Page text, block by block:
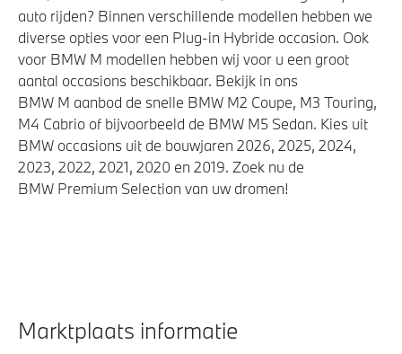
auto rijden? Binnen verschillende modellen hebben we
diverse opties voor een Plug-in Hybride occasion. Ook
voor BMW M modellen hebben wij voor u een groot
aantal occasions beschikbaar. Bekijk in ons
BMW M aanbod de snelle BMW M2 Coupe, M3 Touring,
M4 Cabrio of bijvoorbeeld de BMW M5 Sedan. Kies uit
BMW occasions uit de bouwjaren 2026, 2025, 2024,
2023, 2022, 2021, 2020 en 2019. Zoek nu de
BMW Premium Selection van uw dromen!
Marktplaats informatie